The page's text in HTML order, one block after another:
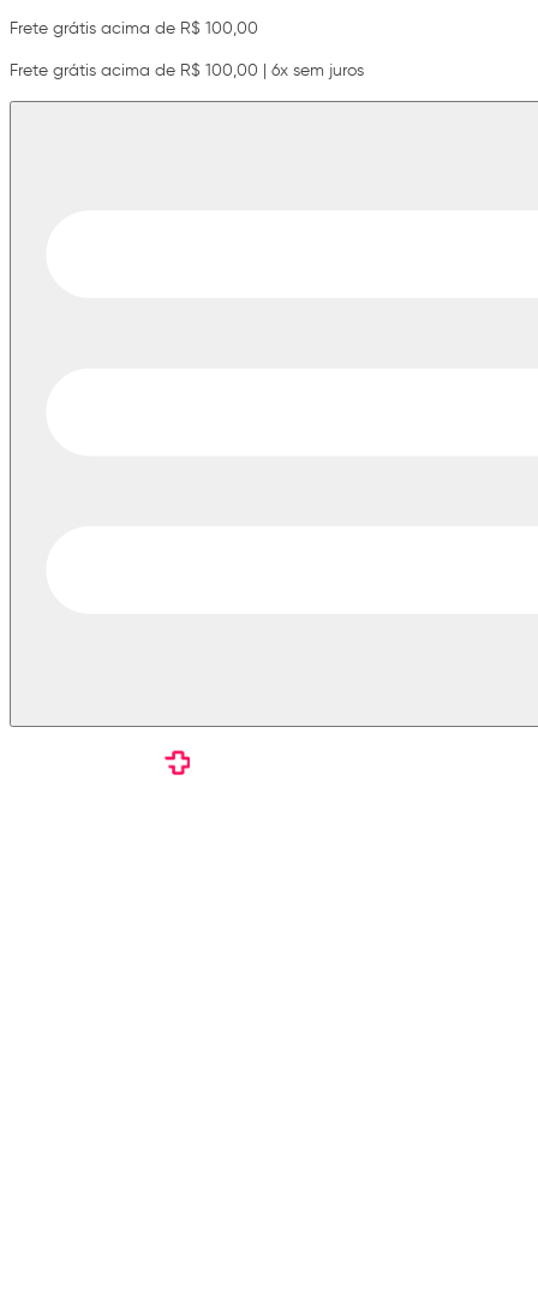
Frete grátis acima de R$ 100,00
Frete grátis acima de R$ 100,00 | 6x sem juros